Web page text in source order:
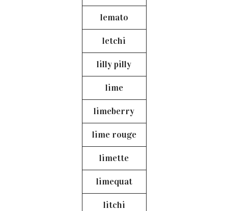
lemato
letchi
lilly pilly
lime
limeberry
lime rouge
limette
limequat
litchi